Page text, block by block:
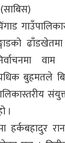
वाम
बुहमतले
।
हर्कबहादुर